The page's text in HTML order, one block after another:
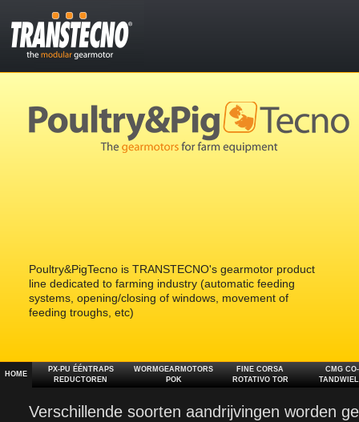
Poultry&PigTecno is TRANSTECNO's gearmotor product
line dedicated to farming industry (automatic feeding
systems, opening/closing of windows, movement of
feeding troughs, etc)
HOME
PX‑PU ÉÉNTRAPS
REDUCTOREN
WORMGEARMOTORS
POK
FINE CORSA
ROTATIVO TOR
CMG
Verschillende soorten aandrijvingen worden